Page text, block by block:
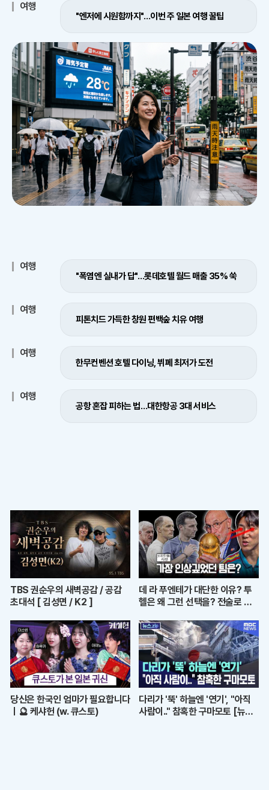
여행
"엔저에 시원함까지"…이번 주 일본 여행 꿀팁
여행
"폭염엔 실내가 답"…롯데호텔 월드 매출 35% 쑥
여행
피톤치드 가득한 창원 편백숲 치유 여행
여행
한무컨벤션 호텔 다이닝, 뷔페 최저가 도전
여행
공항 혼잡 피하는 법…대한항공 3대 서비스
TBS 권순우의 새벽공감 / 공감
초대석 [ 김성면 / K2 ]
데 라 푸엔테가 대단한 이유? 투
헬은 왜 그런 선택을? 전술로 보
당신은 한국인 엄마가 필요합니다
ㅣ🔮 케샤헌 (w. 큐스토)
다리가 '뚝' 하늘엔 '연기', "아직
사람이.." 참혹한 구마모토 [뉴스.